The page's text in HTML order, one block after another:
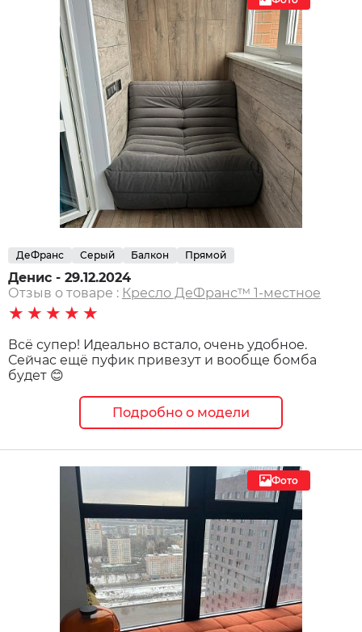
ДеФранс Серый Балкон Прямой
Денис - 29.12.2024
Отзыв о товаре : Кресло ДеФранс™️ 1-местное
★★★★★
Всё супер! Идеально встало, очень удобное.
Сейчас ещё пуфик привезут и вообще бомба
будет 😊
Подробно о модели
Фото